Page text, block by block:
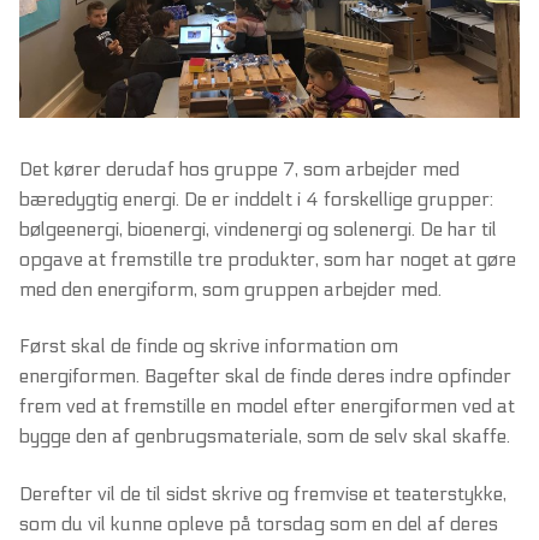
Det kører derudaf hos gruppe 7, som arbejder med
bæredygtig energi. De er inddelt i 4 forskellige grupper:
bølgeenergi, bioenergi, vindenergi og solenergi. De har til
opgave at fremstille tre produkter, som har noget at gøre
med den energiform, som gruppen arbejder med.
Først skal de finde og skrive information om
energiformen. Bagefter skal de finde deres indre opfinder
frem ved at fremstille en model efter energiformen ved at
bygge den af genbrugsmateriale, som de selv skal skaffe.
Derefter vil de til sidst skrive og fremvise et teaterstykke,
som du vil kunne opleve på torsdag som en del af deres